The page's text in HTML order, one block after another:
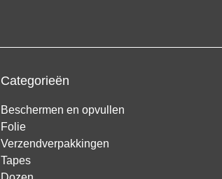
Categorieën
Beschermen en opvullen
Folie
Verzendverpakkingen
Tapes